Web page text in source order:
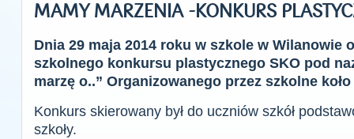
MAMY MARZENIA -KONKURS
Dnia 29 maja 2014 roku w szkole w Wilanowie
szkolnego konkursu plastycznego SKO pod
marzę o..” Organizowanego przez szkolne
Konkurs skierowany był do uczniów szkół
szkoły.